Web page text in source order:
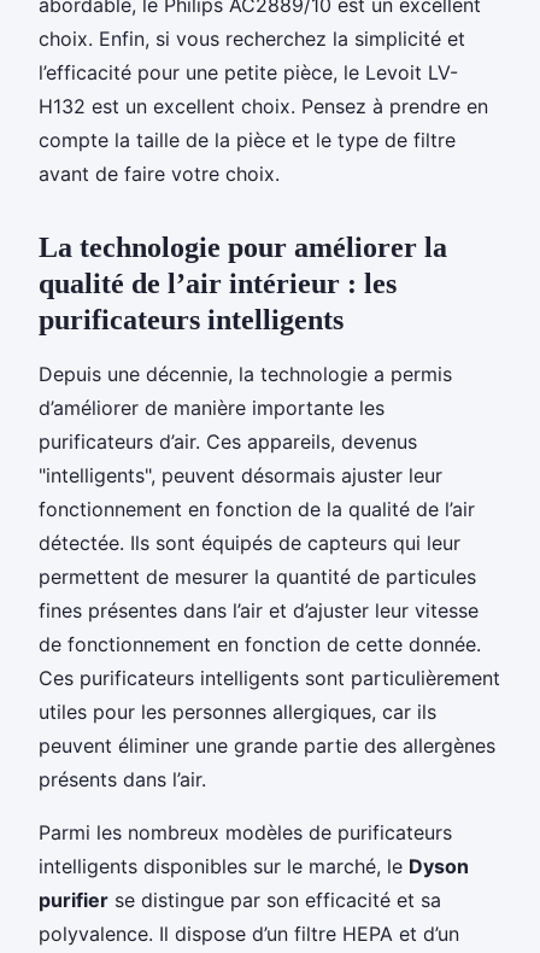
choix. Enfin, si vous recherchez la simplicité et
l’efficacité pour une petite pièce, le Levoit LV-
H132 est un excellent choix. Pensez à prendre en
compte la taille de la pièce et le type de filtre
avant de faire votre choix.
La technologie pour améliorer la
qualité de l’air intérieur : les
purificateurs intelligents
Depuis une décennie, la technologie a permis
d’améliorer de manière importante les
purificateurs d’air. Ces appareils, devenus
"intelligents", peuvent désormais ajuster leur
fonctionnement en fonction de la qualité de l’air
détectée. Ils sont équipés de capteurs qui leur
permettent de mesurer la quantité de particules
fines présentes dans l’air et d’ajuster leur vitesse
de fonctionnement en fonction de cette donnée.
Ces purificateurs intelligents sont particulièrement
utiles pour les personnes allergiques, car ils
peuvent éliminer une grande partie des allergènes
présents dans l’air.
Parmi les nombreux modèles de purificateurs
intelligents disponibles sur le marché, le Dyson
purifier se distingue par son efficacité et sa
polyvalence. Il dispose d’un filtre HEPA et d’un